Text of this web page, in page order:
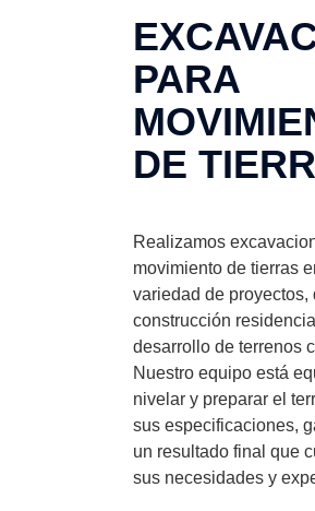
PARA
DE
Realizamos
movimiento de tierras
variedad de proyectos,
construcción
desarrollo de terrenos
Nuestro equipo está
nivelar y preparar el
sus especificaciones,
un resultado final que
sus necesidades y